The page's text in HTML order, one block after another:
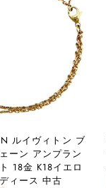
ルイヴィトン ブ
ーン アンプラン
18金 K18イエロ
ィース 中古